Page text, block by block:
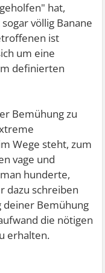
hat,
völlig Banane
ist
um eine
definierten
Bemühung zu
Wege steht, zum
vage und
hunderte,
dazu schreiben
deiner Bemühung
die nötigen
erhalten.